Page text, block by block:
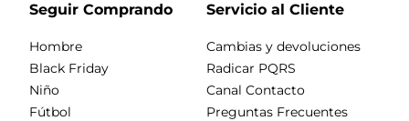
Seguir Comprando
Hombre
Black Friday
Niño
Fútbol
Servicio al Cliente
Cambias y devoluciones
Radicar PQRS
Canal Contacto
Preguntas Frecuentes